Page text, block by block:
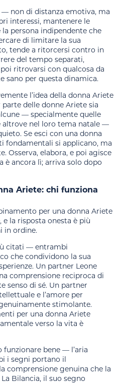
— non di distanza emotiva, ma
interessi, mantenere le
persona indipendente che
di limitare la sua
tende a ritorcersi contro in
del tempo separati,
ritrovarsi con qualcosa da
sano per questa dinamica.
l’idea della donna Ariete
delle donne Ariete sia
— specialmente quelle
altrove nel loro tema natale —
Se esci con una donna
fondamentali si applicano, ma
Osserva, elabora, e poi agisce
è ancora lì; arriva solo dopo
Ariete: chi funziona
per una donna Ariete
la risposta onesta è più
in ordine.
citati — entrambi
che condividono la sua
Un partner Leone
comprensione reciproca di
senso di sé. Un partner
e l’amore per
stimolante.
per una donna Ariete
verso la vita è
funzionare bene — l’aria
i segni portano il
comprensione genuina che la
Bilancia, il suo segno